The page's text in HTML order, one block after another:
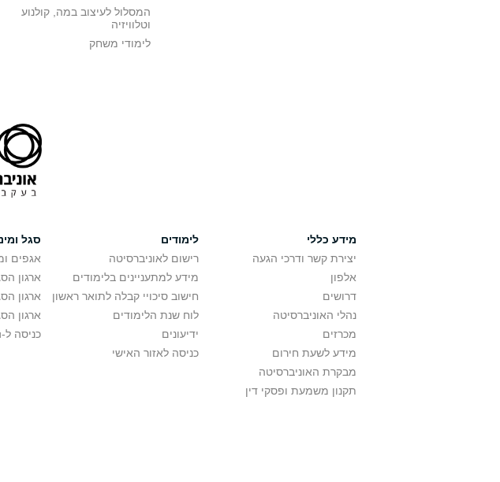
המסלול לעיצוב במה, קולנוע
וטלוויזיה
לימודי משחק
מידע כללי
יצירת קשר ודרכי הגעה
אלפון
דרושים
נהלי האוניברסיטה
מכרזים
מידע לשעת חירום
מבקרת האוניברסיטה
תקנון משמעת ופסקי דין
לימודים
רישום לאוניברסיטה
מידע למתעניינים בלימודים
חישוב סיכויי קבלה לתואר ראשון
לוח שנת הלימודים
ידיעונים
כניסה לאזור האישי
סגל
אגפים
ארגון
ארגון
ארגון
כניסה ל-My Tau